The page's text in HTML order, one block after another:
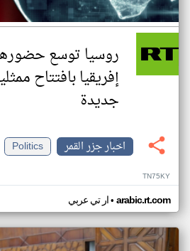
روسيا توسع
جديدة
اخبار جزر القمر
Politics
TN75KY
ار تي عربي• arabic.rt.com